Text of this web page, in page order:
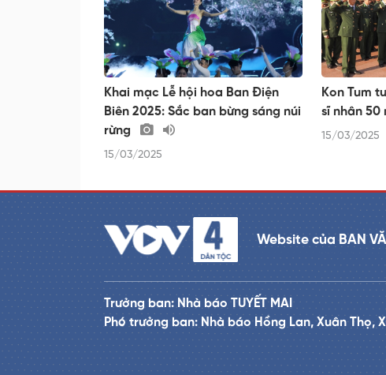
Khai mạc Lễ hội hoa Ban Điện
Biên 2025: Sắc ban bừng sáng núi
rừng
15/03/2025
Kon Tum
sĩ nhân 50
15/03/2025
Website của BAN
Trưởng ban: Nhà báo TUYẾT MAI
Phó trưởng ban: Nhà báo Hồng Lan, Xuân Thọ,